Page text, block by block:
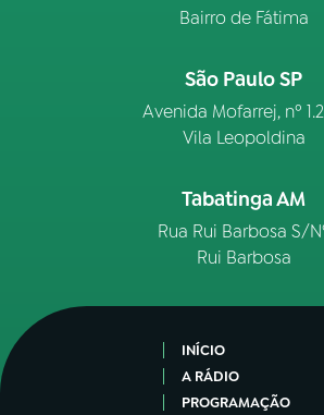
Bairro de Fátima
São Paulo SP
Avenida Mofarrej, nº
Vila Leopoldina
Tabatinga AM
Rua Rui Barbosa S/
Rui Barbosa
INÍCIO
A RÁDIO
PROGRAMAÇÃO